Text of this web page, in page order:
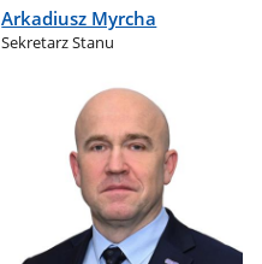
Arkadiusz Myrcha
Sekretarz Stanu